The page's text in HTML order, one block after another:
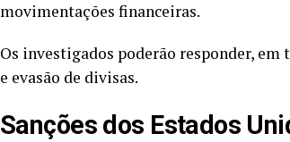
movimentações financeiras.
Os investigados poderão responder,
e evasão de divisas.
Sanções dos Estados